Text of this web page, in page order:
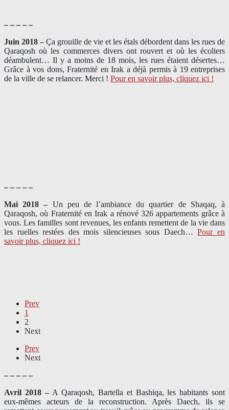
– – – – –
Juin 2018 – Ça grouille de vie et les étals débordent dans les rues de
Qaraqosh où les commerces divers ont rouvert et où les écoliers
déambulent… Il y a moins de 18 mois, les rues étaient désertes…
Grâce à vos dons, Fraternité en Irak a déjà permis à 19 entreprises
de la ville de se relancer. Merci ! Pour en savoir plus, cliquez ici !
– – – – –
Mai 2018 – Un peu de l’ambiance du quartier de Shaqaq, à
Qaraqosh, où Fraternité en Irak a rénové 326 appartements grâce à
vous. Les familles sont revenues, les enfants remettent de la vie dans
les ruelles restées des mois silencieuses sous Daech… Pour en
savoir plus, cliquez ici !
Prev
1
2
Next
Prev
Next
– – – – –
Avril 2018 – A Qaraqosh, Bartella et Bashiqa, les habitants sont
eux-mêmes acteurs de la reconstruction. Après Daech, ils se